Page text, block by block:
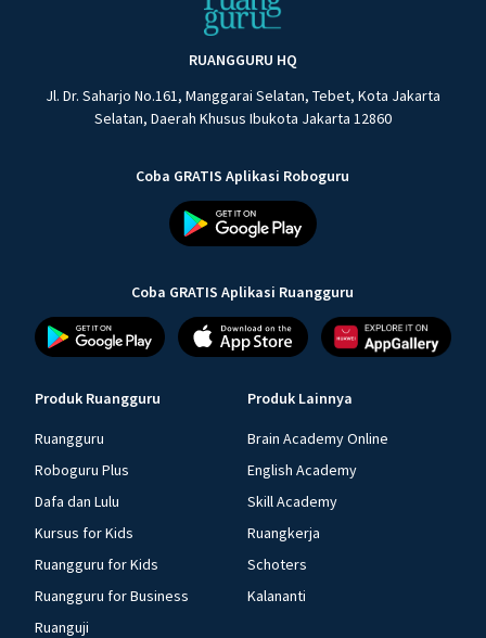
RUANGGURU HQ
Jl. Dr. Saharjo No.161, Manggarai Selatan, Tebet, Kota Jakarta
Selatan, Daerah Khusus Ibukota Jakarta 12860
Coba GRATIS Aplikasi Roboguru
Coba GRATIS Aplikasi Ruangguru
Produk Ruangguru
Ruangguru
Roboguru Plus
Dafa dan Lulu
Kursus for Kids
Ruangguru for Kids
Ruangguru for Business
Ruanguji
Produk Lainnya
Brain Academy Online
English Academy
Skill Academy
Ruangkerja
Schoters
Kalananti